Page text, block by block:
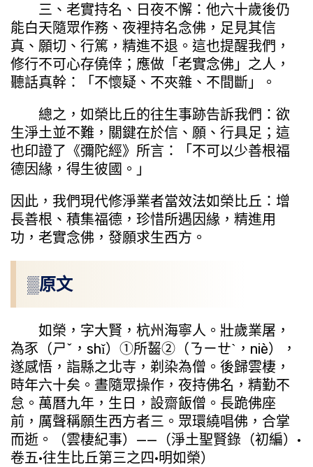
三、老實持名、日夜不懈：他六十歲後仍
能白天隨眾作務、夜裡持名念佛，足見其信
真、願切、行篤，精進不退。這也提醒我們，
修行不可心存僥倖；應做「老實念佛」之人，
聽話真幹：「不懷疑、不夾雜、不間斷」。
總之，如榮比丘的往生事跡告訴我們：欲
生淨土並不難，關鍵在於信、願、行具足；這
也印證了《彌陀經》所言：「不可以少善根福
德因緣，得生彼國。」
因此，我們現代修淨業者當效法如榮比丘：增
長善根、積集福德，珍惜所遇因緣，精進用
功，老實念佛，發願求生西方。
▒原文
如榮，字大賢，杭州海寧人。壯歲業屠，
為豕（ㄕˇ，shǐ）①所齧②（ㄋㄧㄝˋ，niè），
遂感悟，詣縣之北寺，剃染為僧。後歸雲棲，
時年六十矣。晝隨眾操作，夜持佛名，精勤不
怠。萬曆九年，生日，設齋飯僧。長跪佛座
前，厲聲稱願生西方者三。眾環繞唱佛，合掌
而逝。（雲棲紀事）——（淨土聖賢錄（初編）·
卷五·往生比丘第三之四·明如榮）